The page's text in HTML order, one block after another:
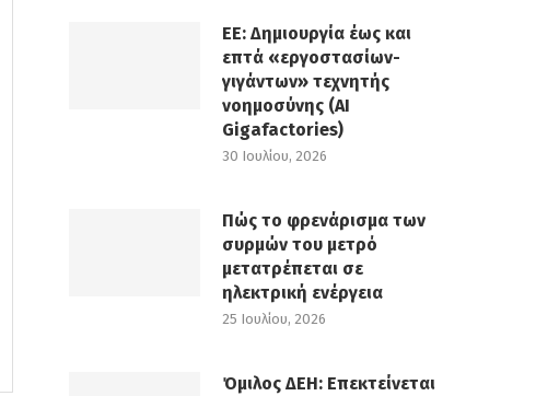
ΕΕ: Δημιουργία έως και
επτά «εργοστασίων-
γιγάντων» τεχνητής
νοημοσύνης (AI
Gigafactories)
30 Ιουλίου, 2026
Πώς το φρενάρισμα των
συρμών του μετρό
μετατρέπεται σε
ηλεκτρική ενέργεια
25 Ιουλίου, 2026
Όμιλος ΔΕΗ: Επεκτείνεται